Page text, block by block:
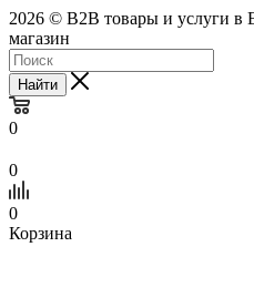
2026 © B2B товары и услуги в
магазин
Найти
0
0
0
Корзина